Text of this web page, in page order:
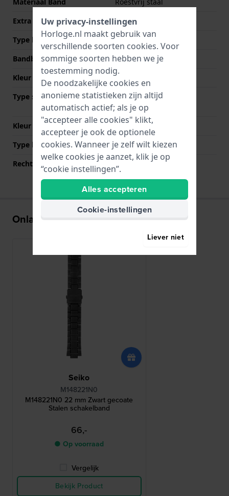
Extra info
Stainless Steel Bracelet
Type band
Schakelband
Bandbreedte
22 mm
Kleur Band
Zwart
Type sluiting
Vouwsluiting met
drukknoppen
Kleur sluiting
Zwart
Type bevestiging
Bandpennen
Rechte bandaanzet
Onlangs bekeken
Seiko
M148221N0
M148221N0 22 mm Zwart gecoate
Stalen schakelband
66,-
● Op voorraad
Vergelijk
Bekijk Product
Uw privacy-instellingen
Horloge.nl maakt gebruik van
verschillende soorten cookies. Voor
sommige soorten hebben we je
toestemming nodig.
De noodzakelijke cookies en
anonieme statistieken zijn altijd
automatisch actief; als je op
"accepteer alle cookies" klikt,
accepteer je ook de optionele
cookies. Wanneer je zelf wilt kiezen
welke cookies je aanzet, klik je op
“cookie instellingen”.
Alles accepteren
Cookie-instellingen
Liever niet